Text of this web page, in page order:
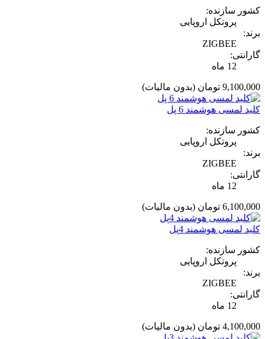
کشور سازنده:
پروتکل اروپایی
برند:
ZIGBEE
گارانتی:
12 ماه
9,100,000 تومان (بدون مالیات)
کلید لمسی هوشمند 6 پل
کشور سازنده:
پروتکل اروپایی
برند:
ZIGBEE
گارانتی:
12 ماه
6,100,000 تومان (بدون مالیات)
کلید لمسی هوشمند 4پل
کشور سازنده:
پروتکل اروپایی
برند:
ZIGBEE
گارانتی:
12 ماه
4,100,000 تومان (بدون مالیات)